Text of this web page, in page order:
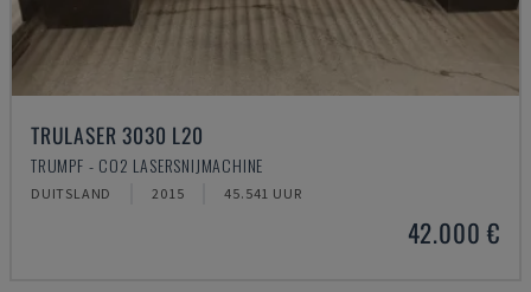
TRULASER 3030 L20
TRUMPF - CO2 LASERSNIJMACHINE
DUITSLAND 2015 45.541 UUR
42.000 €